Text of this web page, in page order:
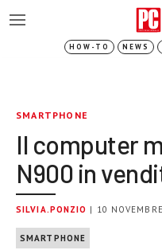
HOW-TO NEWS
SMARTPHONE
Il computer
N900 in
SILVIA.PONZIO | 10
SMARTPHONE